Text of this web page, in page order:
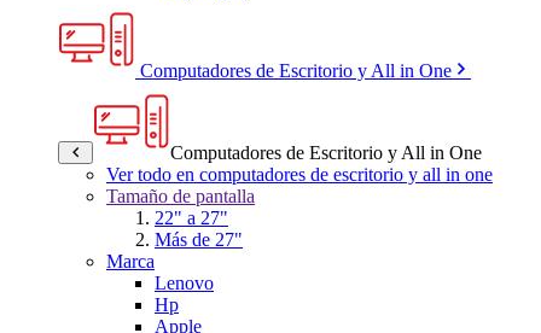
Computadores de Escritorio y All in One
Computadores de Escritorio y All in One
Ver todo en computadores de escritorio y all in one
Tamaño de pantalla
22" a 27"
Más de 27"
Marca
Lenovo
Hp
Apple